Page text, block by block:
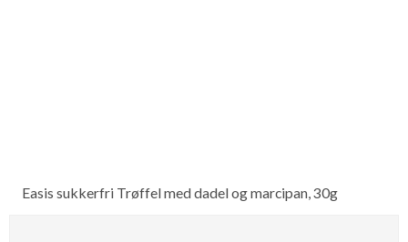
Easis sukkerfri Trøffel med dadel og marcipan, 30g